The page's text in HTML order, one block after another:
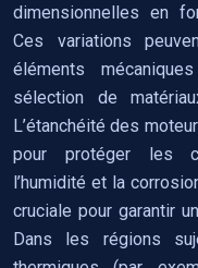
dimensionnelles en
Ces variations
éléments
sélection de
L’étanchéité des
pour protéger les
l’humidité et la
cruciale pour garantir
Dans les régions